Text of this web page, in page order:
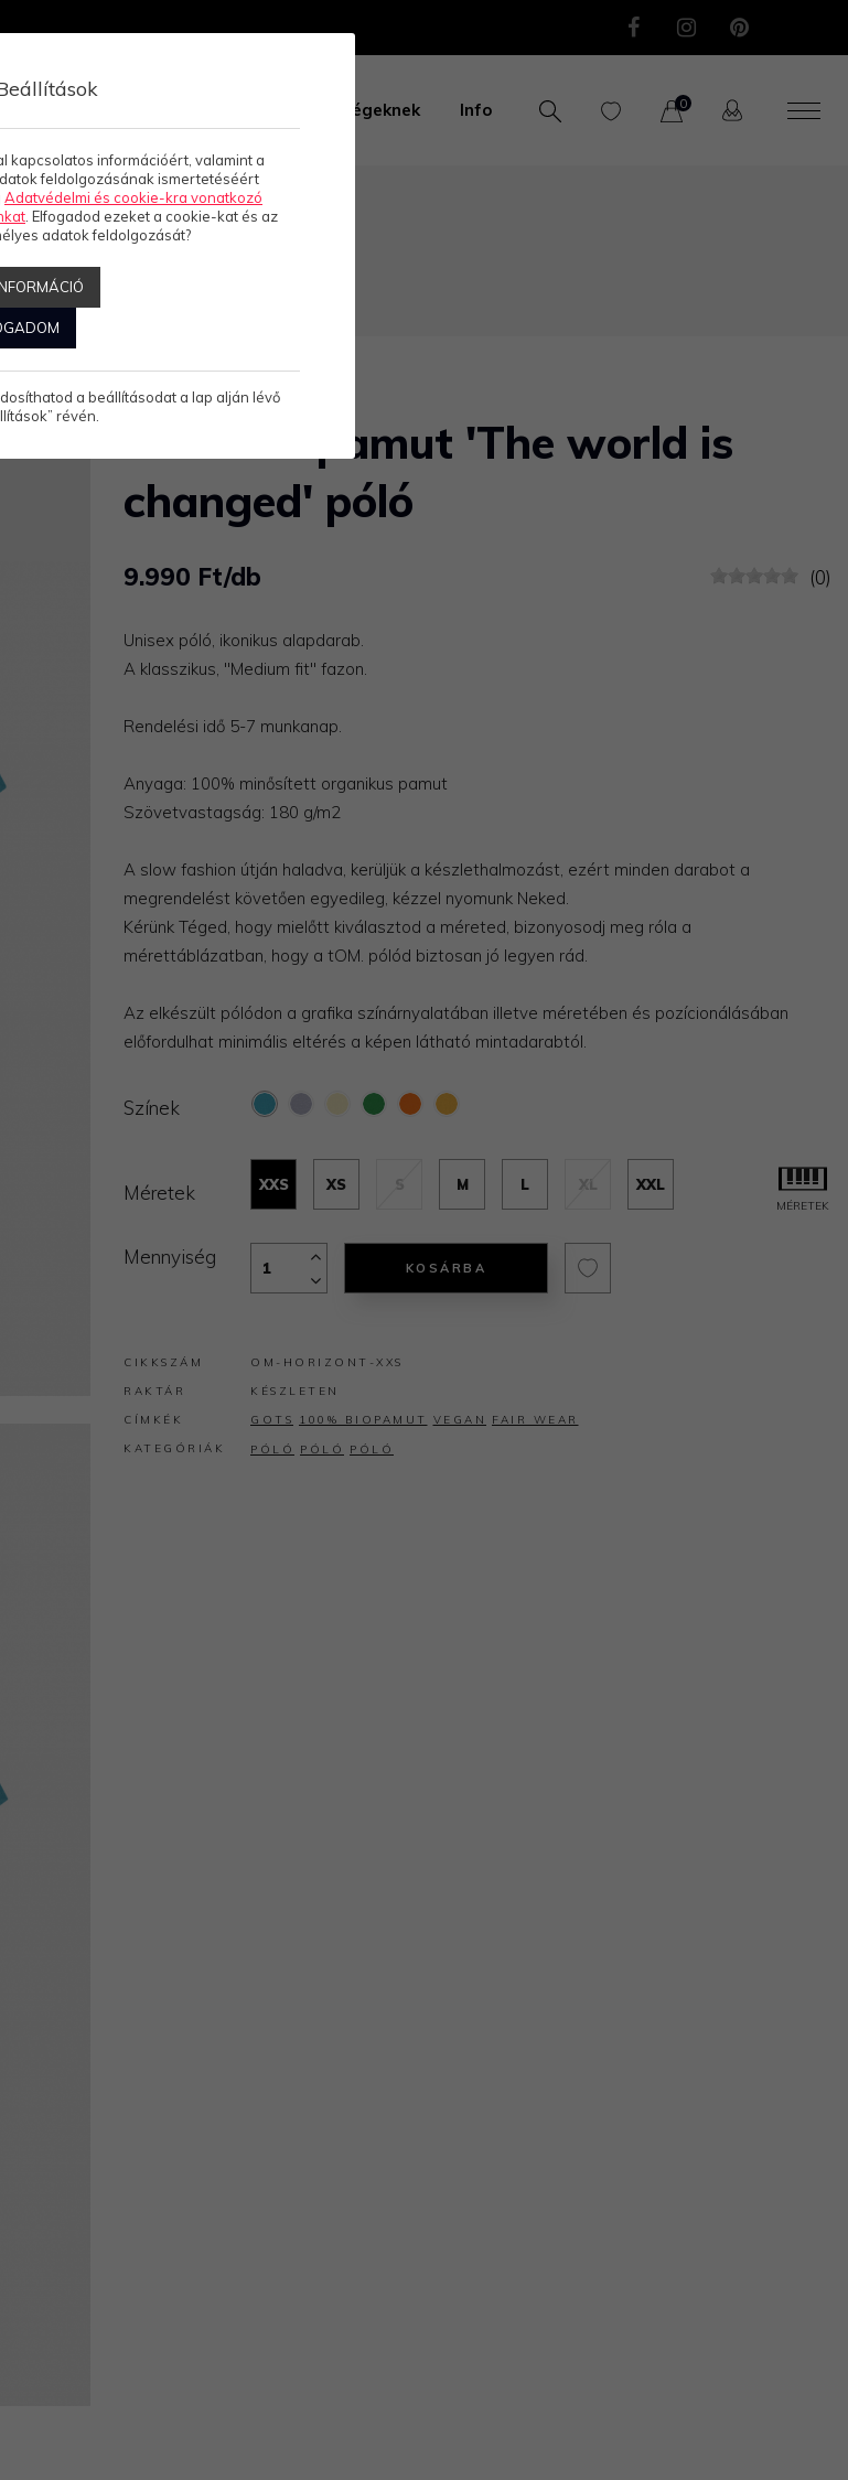
Cégeknek Info 0
póló
100% biopamut 'The world is
changed' póló
9.990 Ft/db (0)
Unisex póló, ikonikus alapdarab.
A klasszikus, "Medium fit" fazon.
Rendelési idő 5-7 munkanap.
Anyaga: 100% minősített organikus pamut
Szövetvastagság: 180 g/m2
A slow fashion útján haladva, kerüljük a készlethalmozást, ezért minden darabot a
megrendelést követően egyedileg, kézzel nyomunk Neked.
​Kérünk Téged, hogy mielőtt kiválasztod a méreted, bizonyosodj meg róla a
mérettáblázatban, hogy a tOM. pólód biztosan jó legyen rád.
Az elkészült pólódon a grafika színárnyalatában illetve méretében és pozícionálásában
előfordulhat minimális eltérés a képen látható mintadarabtól.
Színek
Méretek XXS XS M L XXL
MÉRETEK
Mennyiség KOSÁRBA
CIKKSZÁM
OM-HORIZONT-XXS
RAKTÁR
KÉSZLETEN
CÍMKÉK
GOTS 100% BIOPAMUT VEGAN
FAIR WEAR
KATEGÓRIÁK
PÓLÓ PÓLÓ PÓLÓ
kapcsolatos információért, valamint a
feldolgozásának ismertetéséért
Adatvédelmi és cookie-kra vonatkozó
. Elfogadod ezeket a cookie-kat és az
adatok feldolgozását?
a beállításodat a lap alján lévő
révén.